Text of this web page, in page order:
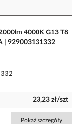
4000K G13 T8
| 929003131332
23,23 zł/szt
Pokaż szczegóły